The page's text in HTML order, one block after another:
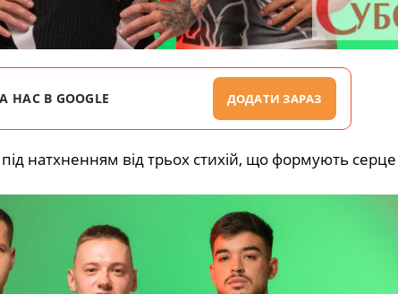
В GOOGLE ДОДАТИ ЗАРАЗ
натхненням від трьох стихій, що формують серце